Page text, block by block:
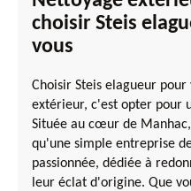
choisir Steis
vous
Choisir Steis elagueur
extérieur, c'est opter pour
Située au cœur de
qu'une simple entreprise
passionnée, dédiée à
leur éclat d'origine. Que